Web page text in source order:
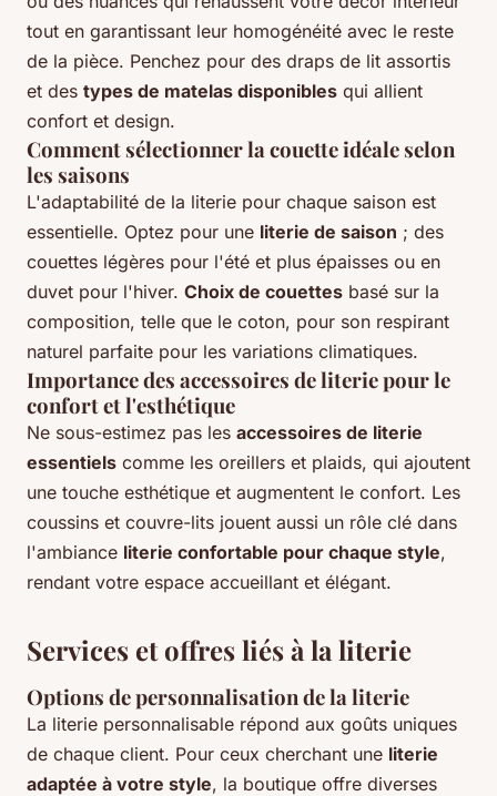
tout en garantissant leur homogénéité avec le reste
de la pièce. Penchez pour des draps de lit assortis
et des types de matelas disponibles qui allient
confort et design.
Comment sélectionner la couette idéale selon
les saisons
L'adaptabilité de la literie pour chaque saison est
essentielle. Optez pour une literie de saison ; des
couettes légères pour l'été et plus épaisses ou en
duvet pour l'hiver. Choix de couettes basé sur la
composition, telle que le coton, pour son respirant
naturel parfaite pour les variations climatiques.
Importance des accessoires de literie pour le
confort et l'esthétique
Ne sous-estimez pas les accessoires de literie
essentiels comme les oreillers et plaids, qui ajoutent
une touche esthétique et augmentent le confort. Les
coussins et couvre-lits jouent aussi un rôle clé dans
l'ambiance literie confortable pour chaque style,
rendant votre espace accueillant et élégant.
Services et offres liés à la literie
Options de personnalisation de la literie
La literie personnalisable répond aux goûts uniques
de chaque client. Pour ceux cherchant une literie
adaptée à votre style, la boutique offre diverses